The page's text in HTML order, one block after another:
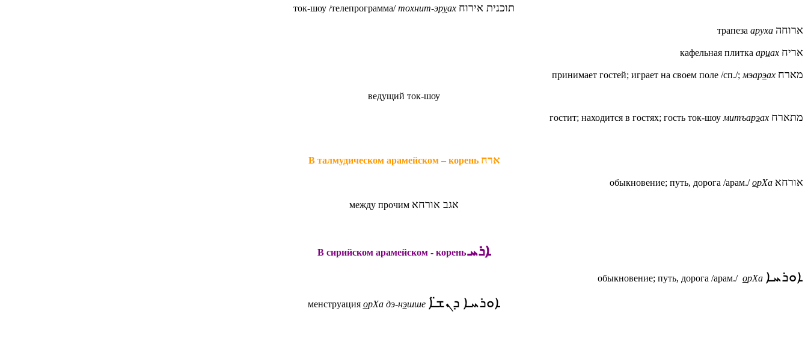
ток-шоу /телепрограмма/тохнит-эруах תוכנית אירוח
трапеза аруха ארוחה
кафельная плитка ариах אריח
принимает гостей; играет на своем поле /сп./; мэарэах מארח
ведущий ток-шоу
гостит; находится в гостях; гость ток-шоу митъарэах מתארח
В талмудическом арамейском– корень ארח
обыкновение; путь, дорога /арам./орХа אורחא
между прочим אגב אורחא
В сирийском арамейском - кореньܐܪܚ
обыкновение; путь, дорога /арам./ орХа ܐܘܪܚܐ
менструация орХа дэ-нэшше ܐܘܪܚܐ ܕܢܫ̈ܐ